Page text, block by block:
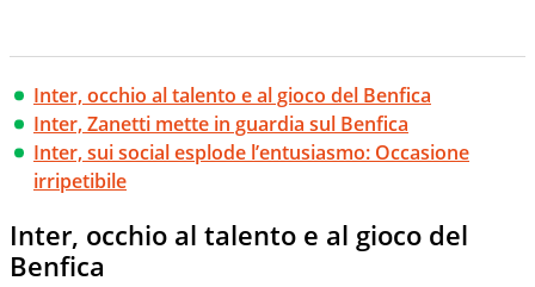
Inter, occhio al talento e al gioco del Benfica
Inter, Zanetti mette in guardia sul Benfica
Inter, sui social esplode l’entusiasmo: Occasione
irripetibile
Inter, occhio al talento e al gioco del
Benfica